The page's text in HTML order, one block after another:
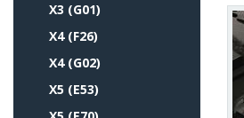
X3 (G01)
X4 (F26)
X4 (G02)
X5 (E53)